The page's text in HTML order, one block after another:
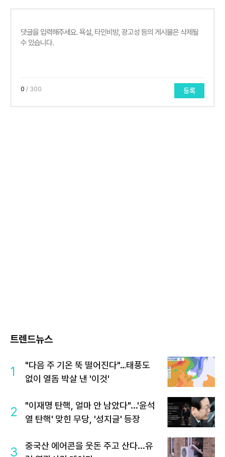
0 / 300 등록
트렌드뉴스
1
"다음 주 기온 뚝 떨어진다"…태풍도
없이 열돔 박살 낸 '이것'
2
"이재명 탄핵, 얼마 안 남았다"...'윤석
열 탄핵' 맞힌 무당, '성지글' 등장
3
중국산 에어콘을 웃돈 주고 산다...유